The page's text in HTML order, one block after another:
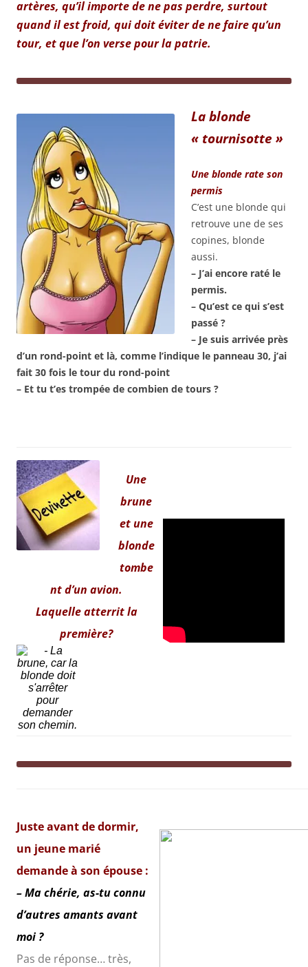
artères, qu’il importe de ne pas perdre, surtout
quand il est froid, qui doit éviter de ne faire qu’un
tour, et que l’on verse pour la patrie.
La blonde
« tournisotte »
Une blonde rate son
permis
C’est une blonde qui
retrouve une de ses
copines, blonde
aussi.
– J’ai encore raté le
permis.
– Qu’est ce qui s’est
passé ?
– Je suis arrivée près
d’un rond-point et là, comme l’indique le panneau 30, j’ai
fait 30 fois le tour du rond-point
– Et tu t’es trompée de combien de tours ?
Une
brune
et une
blonde
tombe
nt d’un avion.
Laquelle atterrit la
première?
Juste avant de dormir,
un jeune marié
demande à son épouse :
– Ma chérie, as-tu connu
d’autres amants avant
moi ?
Pas de réponse… très,